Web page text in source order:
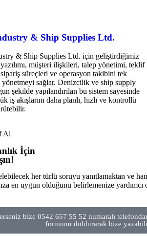
& Ship Supplies Ltd.
& Ship Supplies Ltd. için geliştirdiğimiz
müşteri ilişkileri, talep yönetimi, teklif
süreçleri ve operasyon takibini tek
yönetmeyi sağlar. Denizcilik ve ship supply
şekilde yapılandırılan bu sistem sayesinde
iş akışlarını daha planlı, hızlı ve kontrollü
Al
İçin
her türlü soruyu yanıtlamaktan ve
en uygun olduğunu belirlemenize
bize 0542 657 55 52 numaralı
formunu doldurarak bize